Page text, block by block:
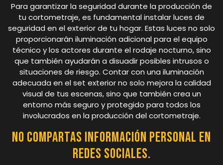
Para garantizar la seguridad durante la producción de
tu cortometraje, es fundamental instalar luces de
seguridad en el exterior de tu hogar. Estas luces no solo
proporcionarán iluminación adicional para el equipo
técnico y los actores durante el rodaje nocturno, sino
que también ayudarán a disuadir posibles intrusos o
situaciones de riesgo. Contar con una iluminación
adecuada en el set exterior no solo mejora la calidad
visual de tus escenas, sino que también crea un
entorno más seguro y protegido para todos los
involucrados en la producción del cortometraje.
No compartas información personal en
redes sociales.